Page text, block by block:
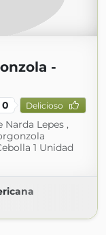
-
0 Delicioso
Narda Lepes ,
1 Unidad